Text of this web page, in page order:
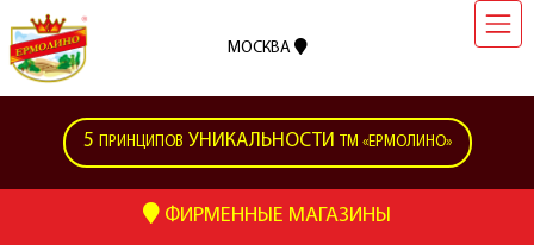
МОСКВА
5 ПРИНЦИПОВ УНИКАЛЬНОСТИ ТМ «ЕРМОЛИНО»
ФИРМЕННЫЕ МАГАЗИНЫ